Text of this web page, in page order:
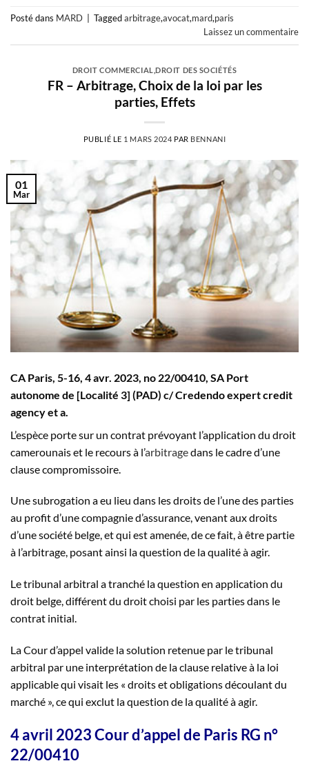
Posté dans MARD Taggedarbitrage,avocat,mard,paris
Laissez un commentaire
DROIT COMMERCIAL ,DROIT DES SOCIÉTÉS
FR – Arbitrage, Choix de la loi par les
parties, Effets
PUBLIÉ LE 1 MARS 2024 PAR BENNANI
01
Mar
CA Paris, 5-16, 4 avr. 2023, no 22/00410, SA Port
autonome de [Localité 3] (PAD) c/ Credendo expert credit
agency et a.
L’espèce porte sur un contrat prévoyant l’application du droit
camerounais et le recours à l’arbitragedans le cadre d’une
clause compromissoire.
Une subrogation a eu lieu dans les droits de l’une des parties
au profit d’une compagnie d’assurance, venant aux droits
d’une société belge, et qui est amenée, de ce fait, à être partie
à l’arbitrage, posant ainsi la question de la qualité à agir.
Le tribunal arbitral a tranché la question en application du
droit belge, différent du droit choisi par les parties dans le
contrat initial.
La Cour d’appel valide la solution retenue par le tribunal
arbitral par une interprétation de la clause relative à la loi
applicable qui visait les « droits et obligations découlant du
marché », ce qui exclut la question de la qualité à agir.
4 avril 2023 Cour d’appel de Paris RG n°
22/00410